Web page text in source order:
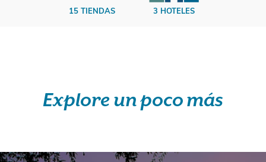
15 TIENDAS 3 HOTELES
Explore un poco más